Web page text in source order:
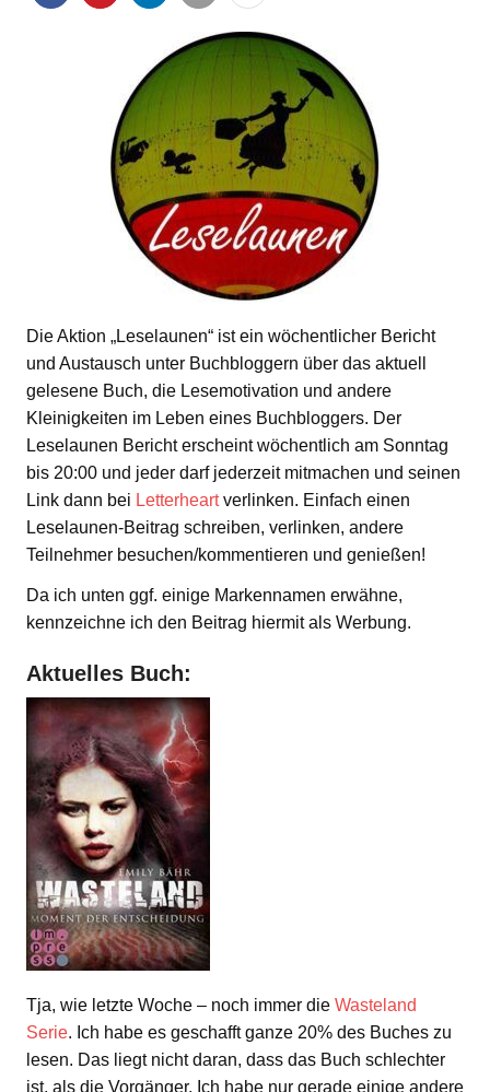
Die Aktion „Leselaunen“ ist ein wöchentlicher Bericht
und Austausch unter Buchbloggern über das aktuell
gelesene Buch, die Lesemotivation und andere
Kleinigkeiten im Leben eines Buchbloggers. Der
Leselaunen Bericht erscheint wöchentlich am Sonntag
bis 20:00 und jeder darf jederzeit mitmachen und seinen
Link dann bei Letterheartverlinken. Einfach einen
Leselaunen-Beitrag schreiben, verlinken, andere
Teilnehmer besuchen/kommentieren und genießen!
Da ich unten ggf. einige Markennamen erwähne,
kennzeichne ich den Beitrag hiermit als Werbung.
Aktuelles Buch:
Tja, wie letzte Woche – noch immer die Wasteland
Serie. Ich habe es geschafft ganze 20% des Buches zu
lesen. Das liegt nicht daran, dass das Buch schlechter
ist, als die Vorgänger. Ich habe nur gerade einige andere